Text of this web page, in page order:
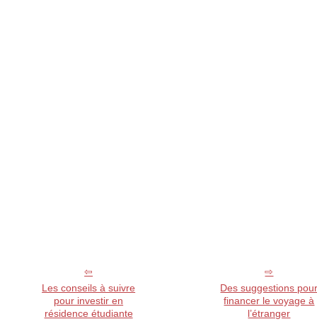
Les conseils à suivre
pour investir en
résidence étudiante
Des suggestions
financer le voyage à
l’étranger